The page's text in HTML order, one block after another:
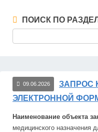
ПОИСК ПО
09.06.2026
ЗАПРОС
ЭЛЕКТРОННОЙ
Наименование объекта
медицинского назначения